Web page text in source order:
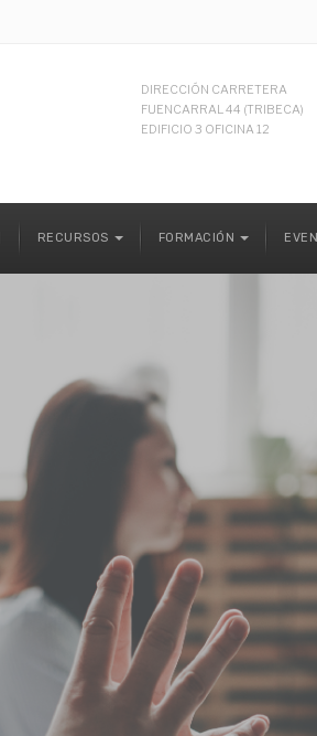
DIRECCIÓN CARRETERA
FUENCARRAL 44 (TRIBECA)
EDIFICIO 3 OFICINA 12
RECURSOS FORMACIÓN